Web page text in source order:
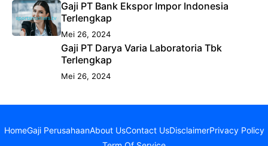
Gaji PT Bank Ekspor Impor Indonesia
Terlengkap
Mei 26, 2024
Gaji PT Darya Varia Laboratoria Tbk
Terlengkap
Mei 26, 2024
HomeGaji PerusahaanAbout UsContact UsDisclaimerPrivacy Policy